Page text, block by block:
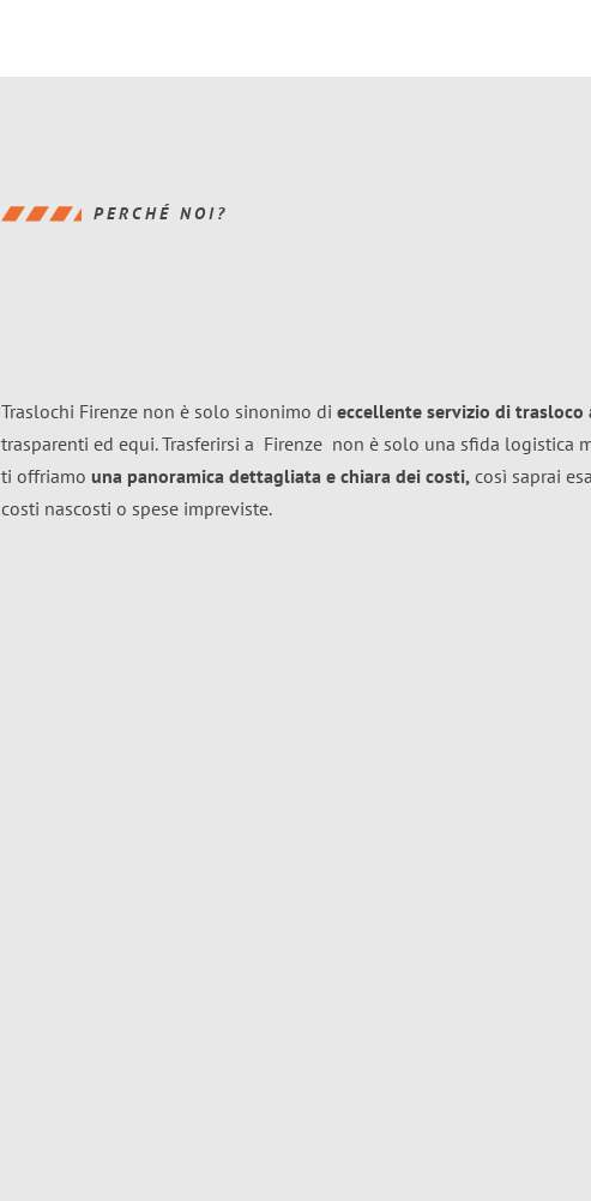
PERCHÉ NOI?
Traslochi Firenze non è solo sinonimo di eccellente servizio di trasloco
trasparenti ed equi. Trasferirsi a Firenze non è solo una sfida logistica
ti offriamo una panoramica dettagliata e chiara dei costi, così saprai
costi nascosti o spese impreviste.